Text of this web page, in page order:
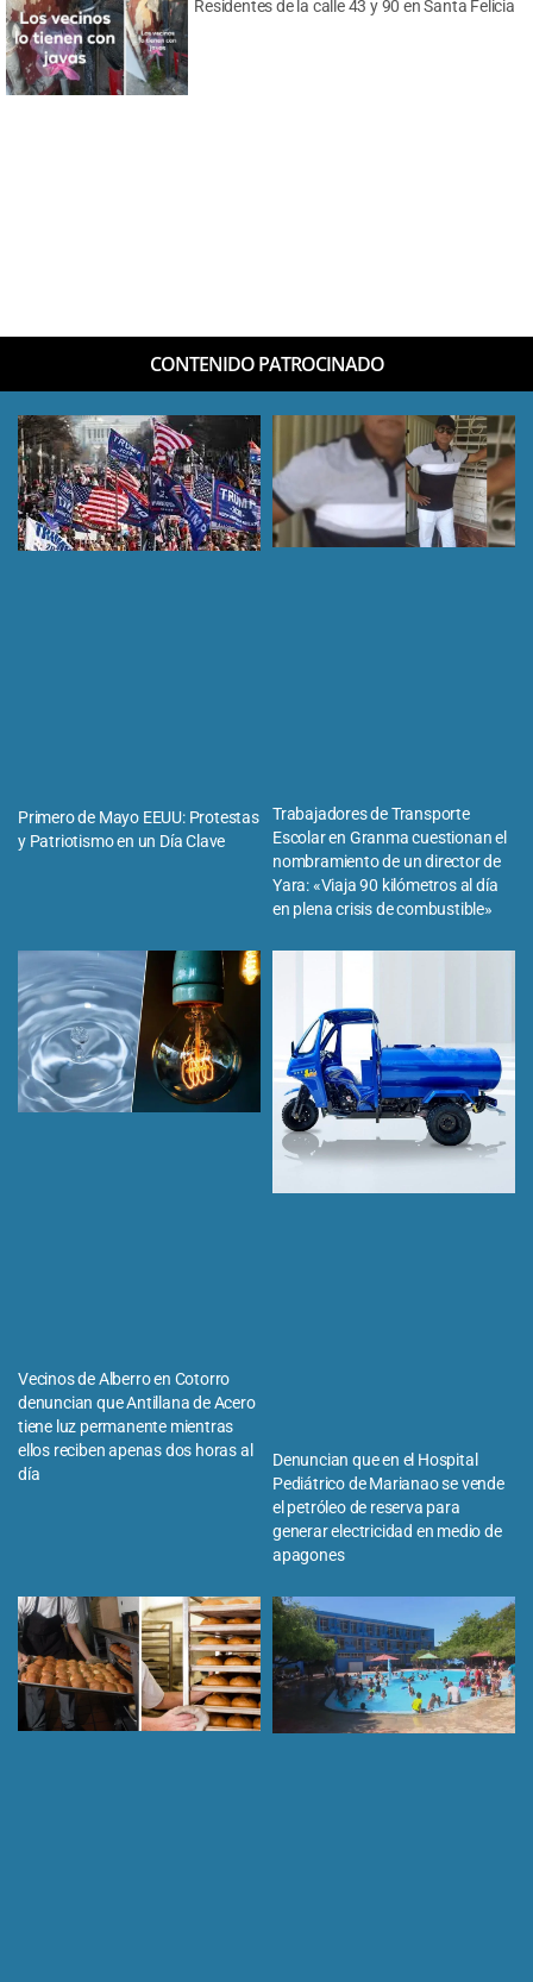
Residentes de la calle 43 y 90 en Santa Felicia
CONTENIDO PATROCINADO
Primero de Mayo EEUU: Protestas
y Patriotismo en un Día Clave
Trabajadores de Transporte
Escolar en Granma cuestionan el
nombramiento de un director de
Yara: «Viaja 90 kilómetros al día
en plena crisis de combustible»
Vecinos de Alberro en Cotorro
denuncian que Antillana de Acero
tiene luz permanente mientras
ellos reciben apenas dos horas al
día
Denuncian que en el Hospital
Pediátrico de Marianao se vende
el petróleo de reserva para
generar electricidad en medio de
apagones